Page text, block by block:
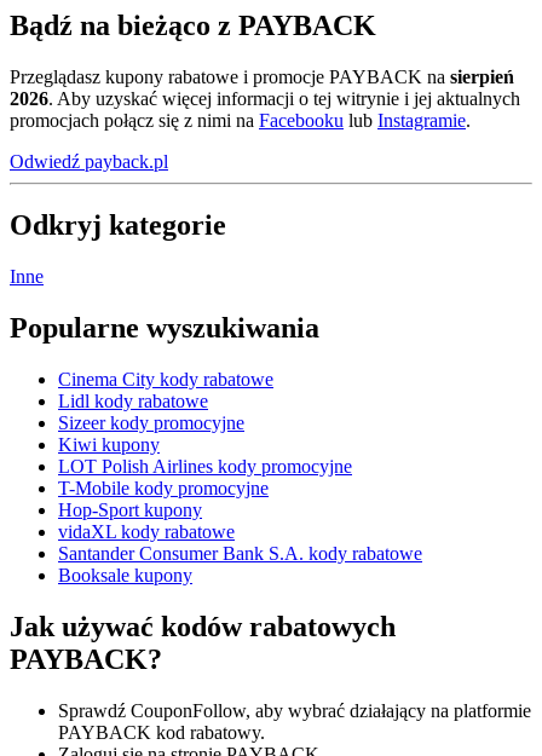
Bądź na bieżąco z PAYBACK
Przeglądasz kupony rabatowe i promocje PAYBACK na sierpień
2026. Aby uzyskać więcej informacji o tej witrynie i jej aktualnych
promocjach połącz się z nimi na Facebooku lub Instagramie.
Odwiedź payback.pl
Odkryj kategorie
Inne
Popularne wyszukiwania
Cinema City kody rabatowe
Lidl kody rabatowe
Sizeer kody promocyjne
Kiwi kupony
LOT Polish Airlines kody promocyjne
T-Mobile kody promocyjne
Hop-Sport kupony
vidaXL kody rabatowe
Santander Consumer Bank S.A. kody rabatowe
Booksale kupony
Jak używać kodów rabatowych
PAYBACK?
Sprawdź CouponFollow, aby wybrać działający na platformie
PAYBACK kod rabatowy.